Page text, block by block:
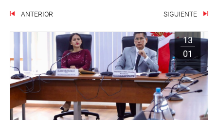
ANTERIOR SIGUIENTE
13
01